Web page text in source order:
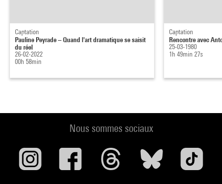
Captation
Pauline Peyrade – Quand l'art dramatique se saisit
du réel
26-02-2022
00h 58min
Captation
Rencontre avec
25-03-1980
1h 49min 27s
Nous sommes sociaux